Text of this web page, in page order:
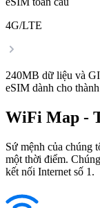
4G/LTE
240MB dữ liệu và
eSIM dành cho
WiFi Map -
Sứ mệnh của chúng
một thời điểm.
kết nối Internet số 1.